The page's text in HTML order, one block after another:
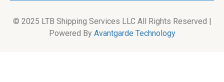
© 2025 LTB Shipping Services LLC All Rights Reserved |
Powered ByAvantgarde Technology